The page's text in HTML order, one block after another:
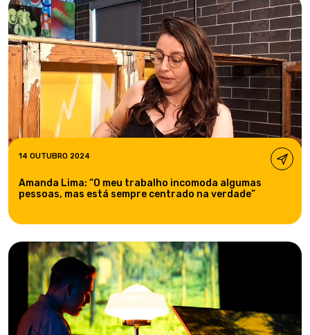
14 OUTUBRO 2024
Amanda Lima: “O meu trabalho incomoda algumas
pessoas, mas está sempre centrado na verdade”